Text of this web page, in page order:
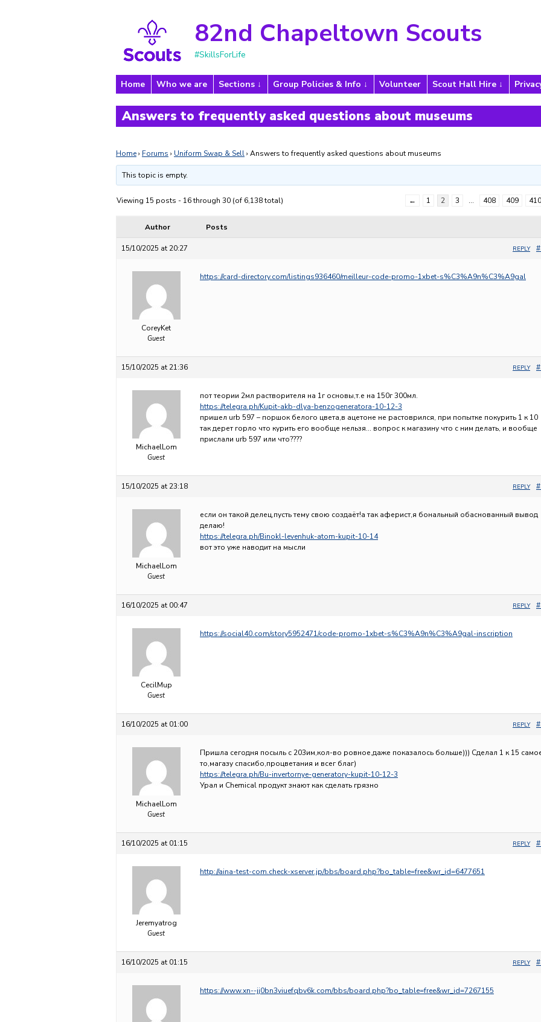
82nd Chapeltown Scouts
#SkillsForLife
Home Who we are Sections Group Policies & Info Volunteer Scout Hall Hire
Answers to frequently asked questions about museums
Home› Forums › Uniform Swap & Sell› Answers to frequently asked questions about museums
This topic is empty.
Viewing 15 posts - 16 through 30 (of 6,138 total) ← 1 2 3 … 408 409 410
Author Posts
15/10/2025 at 20:27 REPLY
CoreyKet
Guest
https://card-directory.com/listings936460/meilleur-code-promo-1xbet-s%C3%A9n%C3%A9gal
15/10/2025 at 21:36 REPLY
MichaelLom
Guest
пот теории 2мл растворителя на 1г основы,т.е на 150г 300мл.
https://telegra.ph/Kupit-akb-dlya-benzogeneratora-10-12-3
пришел urb 597 – поршок белого цвета,в ацетоне не растоврился, при попытке покурить 1 к 10
так дерет горло что курить его вообще нельзя… вопрос к магазину что с ним делать, и вообще
прислали urb 597 или что????
15/10/2025 at 23:18 REPLY
MichaelLom
Guest
если он такой делец,пусть тему свою создаёт!а так аферист,я бональный обаснованный вывод
делаю!
https://telegra.ph/Binokl-levenhuk-atom-kupit-10-14
вот это уже наводит на мысли
16/10/2025 at 00:47 REPLY
CecilMup
Guest
https://social40.com/story5952471/code-promo-1xbet-s%C3%A9n%C3%A9gal-inscription
16/10/2025 at 01:00 REPLY
MichaelLom
Guest
Пришла сегодня посыль с 203им,кол-во ровное,даже показалось больше))) Сделал 1 к 15
то,магазу спасибо,процветания и всег благ)
https://telegra.ph/Bu-invertornye-generatory-kupit-10-12-3
Урал и Chemical продукт знают как сделать грязно
16/10/2025 at 01:15 REPLY
Jeremyatrog
Guest
http://aina-test-com.check-xserver.jp/bbs/board.php?bo_table=free&wr_id=6477651
16/10/2025 at 01:15 REPLY
https://www.xn--jj0bn3viuefqbv6k.com/bbs/board.php?bo_table=free&wr_id=7267155